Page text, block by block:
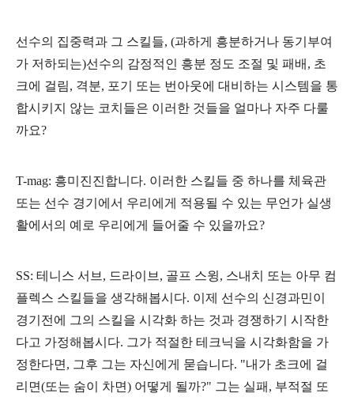
선수의 집중력과 그 스킬들, (과하게 흥분하거나 동기부여
가 저하되는)선수의 감정적인 흥분 정도 조절 및 패배, 초
크에 걸림, 격분, 포기 또는 번아웃에 대비하는 시스템을 통
합시키지 않는 코치들은 이러한 것들을 얼마나 자주 다룰
까요?
T-mag: 흥미진진합니다. 이러한 스킬들 중 하나를 체육관
또는 선수 경기에서 우리에게 적용될 수 있는 무언가 실생
활에서의 예로 우리에게 들어줄 수 있을까요?
SS: 테니스 서브, 드라이브, 골프 스윙, 스내치 또는 아무 컴
플렉스 스킬들을 생각해봅시다. 이제 선수의 신경과민이
경기전에 그의 스킬을 시각화 하는 것과 경쟁하기 시작한
다고 가정해봅시다. 그가 적절한 테크닉을 시각화함을 가
정한다면, 그후 그는 자신에게 묻습니다. "내가 초크에 걸
리면(또는 숨이 차면) 어떻게 될까?" 그는 실패, 부적절 또